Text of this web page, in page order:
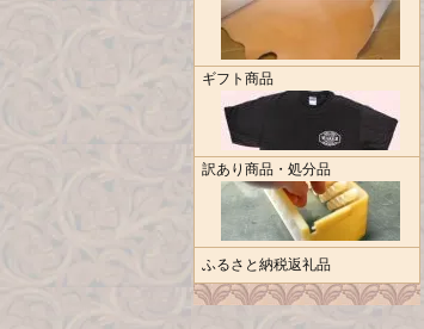
ギフト商品
訳あり商品・処分品
ふるさと納税返礼品